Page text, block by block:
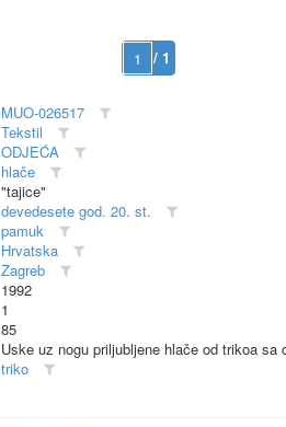
/ 1
MUO-026517
Tekstil
ODJEĆA
hlače
"tajice"
devedesete god. 20. st.
pamuk
Hrvatska
Zagreb
1992
1
85
Uske uz nogu priljubljene hlače od trikoa
triko